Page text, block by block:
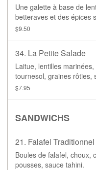
Une galette à base de
betteraves et des épices servie dans un pita avec laitue,
mayonnaise, tomate,
$9.50
34. La Petite Salade
Laitue, lentilles
tournesol, graines rôties,
$7.95
SANDWICHS
21. Falafel Traditionnel
Boules de falafel, choux,
pousses, sauce tahini.